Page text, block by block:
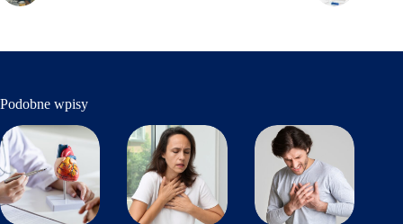
Podobne wpisy